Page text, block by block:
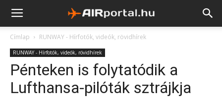
Címlap RUNWAY - Hírfotók, videók, rövidhírek
RUNWAY - Hírfotók, videók, rövidhírek
Pénteken is folytatódik a
Lufthansa-pilóták sztrájkja